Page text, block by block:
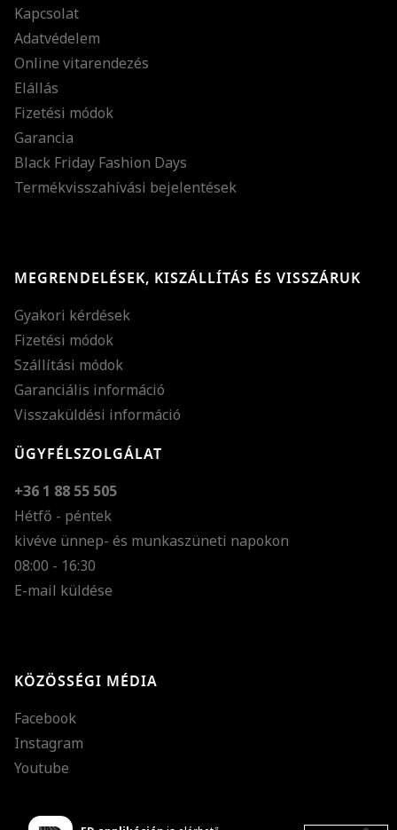
Kapcsolat
Adatvédelem
Online vitarendezés
Elállás
Fizetési módok
Garancia
Black Friday Fashion Days
Termékvisszahívási bejelentések
MEGRENDELÉSEK, KISZÁLLÍTÁS ÉS VISSZÁRUK
Gyakori kérdések
Fizetési módok
Szállítási módok
Garanciális információ
Visszaküldési információ
ÜGYFÉLSZOLGÁLAT
+36 1 88 55 505
Hétfő - péntek
kivéve ünnep- és munkaszüneti napokon
08:00 - 16:30
E-mail küldése
KÖZÖSSÉGI MÉDIA
Facebook
Instagram
Youtube